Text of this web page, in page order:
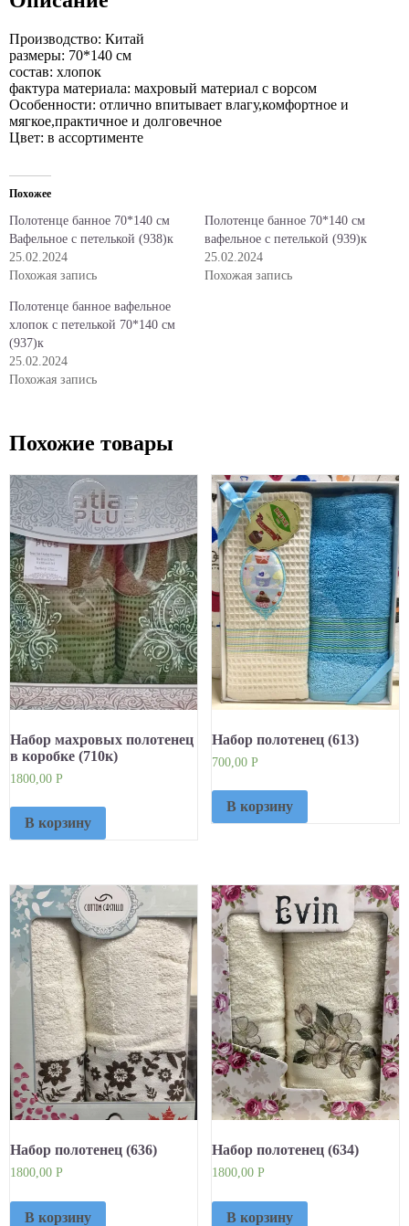
Производство: Китай
размеры: 70*140 см
состав: хлопок
фактура материала: махровый материал с ворсом
Особенности: отлично впитывает влагу,комфортное и
мягкое,практичное и долговечное
Цвет: в ассортименте
Похожее
Полотенце банное 70*140 см
Вафельное с петелькой (938)к
25.02.2024
Похожая запись
Полотенце банное 70*140 см
вафельное с петелькой (939)к
25.02.2024
Похожая запись
Полотенце банное вафельное
хлопок с петелькой 70*140 см
(937)к
25.02.2024
Похожая запись
Похожие товары
Набор махровых полотенец
в коробке (710к)
1800,00 Р
В корзину
Набор полотенец (613)
700,00 Р
В корзину
Набор полотенец (636)
1800,00 Р
В корзину
Набор полотенец (634)
1800,00 Р
В корзину